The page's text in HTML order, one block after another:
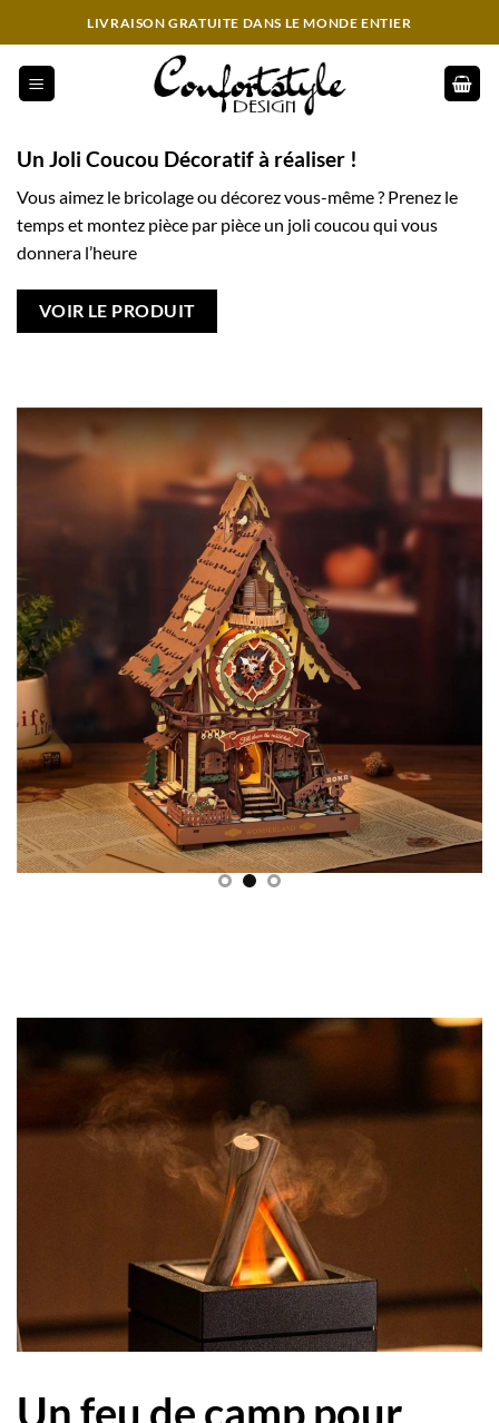
au
contenu
LIVRAISON GRATUITE DANS LE MONDE ENTIER
Un Joli Coucou Décoratif à réaliser !
Vous aimez le bricolage ou décorez vous-même ? Prenez le
temps et montez pièce par pièce un joli coucou qui vous
donnera l’heure
VOIR LE PRODUIT
Un feu de camp pour